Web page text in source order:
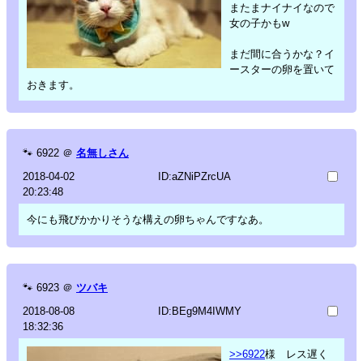
またまナイナイなので
女の子かもw
まだ間に合うかな？イ
ースターの卵を置いて
おきます。
🐾 6922 ＠ 名無しさん
2018-04-02
20:23:48
ID:aZNiPZrcUA
今にも飛びかかりそうな構えの卵ちゃんですなあ。
🐾 6923 ＠ ツバキ
2018-08-08
18:32:36
ID:BEg9M4IWMY
>>6922様 レス遅く